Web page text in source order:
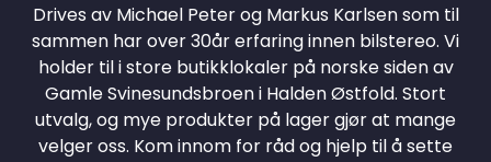
Drives av Michael Peter og Markus Karlsen som til
sammen har over 30år erfaring innen bilstereo. Vi
holder til i store butikklokaler på norske siden av
Gamle Svinesundsbroen i Halden Østfold. Stort
utvalg, og mye produkter på lager gjør at mange
velger oss. Kom innom for råd og hjelp til å sette